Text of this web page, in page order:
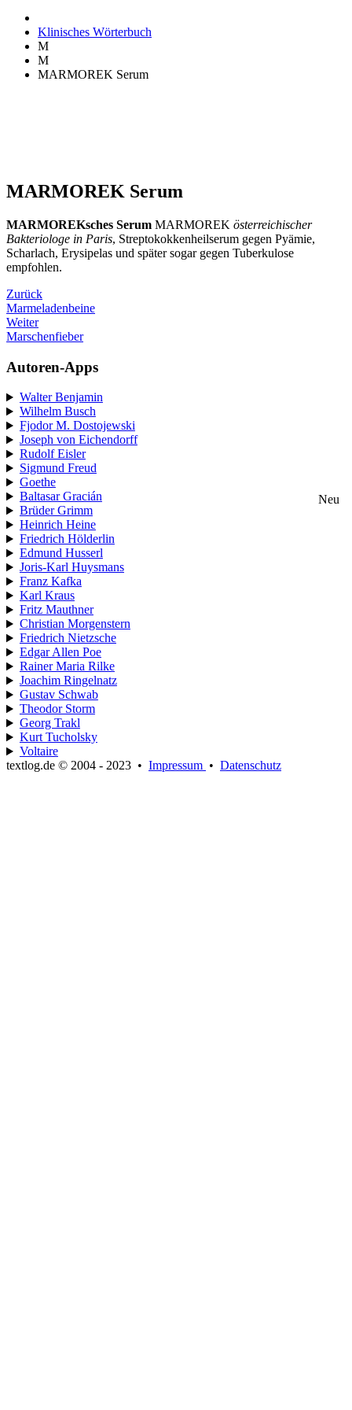
Klinisches Wörterbuch
M
M
MARMOREK Serum
MARMOREK Serum
MARMOREKsches Serum MARMOREK österreichischer
Bakteriologe in Paris, Streptokokkenheilserum gegen Pyämie,
Scharlach, Erysipelas und später sogar gegen Tuberkulose
empfohlen.
Zurück
Marmeladenbeine
Weiter
Marschenfieber
Autoren-Apps
Walter Benjamin
Wilhelm Busch
Fjodor M. Dostojewski
Joseph von Eichendorff
Rudolf Eisler
Sigmund Freud
Goethe
Baltasar Gracián
Neu
Brüder Grimm
Heinrich Heine
Friedrich Hölderlin
Edmund Husserl
Joris-Karl Huysmans
Franz Kafka
Karl Kraus
Fritz Mauthner
Christian Morgenstern
Friedrich Nietzsche
Edgar Allen Poe
Rainer Maria Rilke
Joachim Ringelnatz
Gustav Schwab
Theodor Storm
Georg Trakl
Kurt Tucholsky
Voltaire
textlog.de © 2004 - 2023 • Impressum • Datenschutz